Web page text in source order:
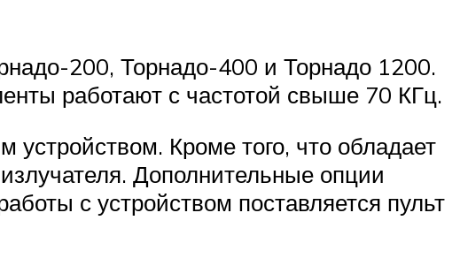
200, Торнадо-400 и Торнадо 1200.
работают с частотой свыше 70 КГц.
Кроме того, что обладает
Дополнительные опции
с устройством поставляется пульт